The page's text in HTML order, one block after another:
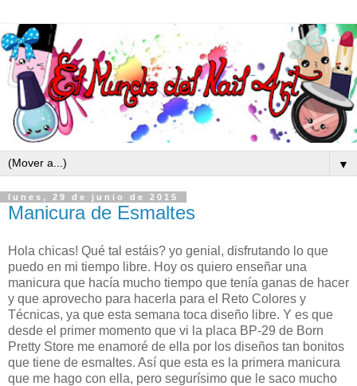
▼
lunes, 29 de junio de 2015
Manicura de Esmaltes
Hola chicas! Qué tal estáis? yo genial, disfrutando lo que
puedo en mi tiempo libre. Hoy os quiero enseñar una
manicura que hacía mucho tiempo que tenía ganas de hacer
y que aprovecho para hacerla para el Reto Colores y
Técnicas, ya que esta semana toca diseño libre. Y es que
desde el primer momento que vi la placa BP-29 de Born
Pretty Store me enamoré de ella por los diseños tan bonitos
que tiene de esmaltes. Así que esta es la primera manicura
que me hago con ella, pero segurísimo que le saco mucho